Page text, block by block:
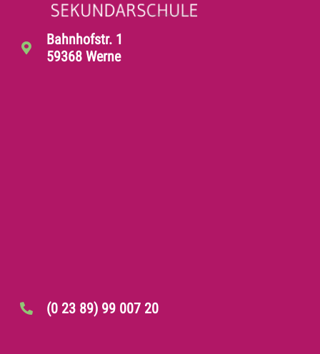
Bahnhofstr. 1
59368 Werne
(0 23 89) 99 007 20